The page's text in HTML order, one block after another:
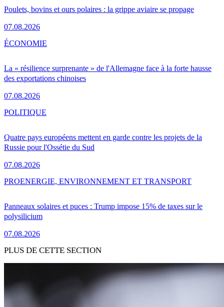
Poulets, bovins et ours polaires : la grippe aviaire se propage
07.08.2026
La « résilience surprenante » de l'Allemagne face à la forte hausse
des exportations chinoises
07.08.2026
ÉCONOMIE
Quatre pays européens mettent en garde contre les projets de la
Russie pour l'Ossétie du Sud
07.08.2026
POLITIQUE
Panneaux solaires et puces : Trump impose 15% de taxes sur le
polysilicium
07.08.2026
PROENERGIE, ENVIRONNEMENT ET TRANSPORT
PLUS DE CETTE SECTION